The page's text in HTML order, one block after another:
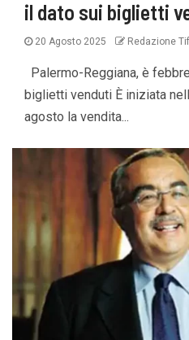
il dato sui biglietti
20 Agosto 2025 Redazione
Palermo-Reggiana, è
biglietti venduti È iniziata
agosto la vendita...